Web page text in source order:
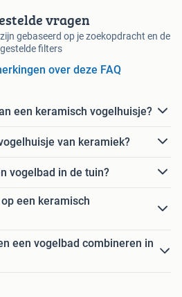
vragen
gebaseerd op je zoekopdracht en de
filters
over deze FAQ
een keramisch vogelhuisje?
van keramiek?
vogelbad in de tuin?
een keramisch
een vogelbad combineren in